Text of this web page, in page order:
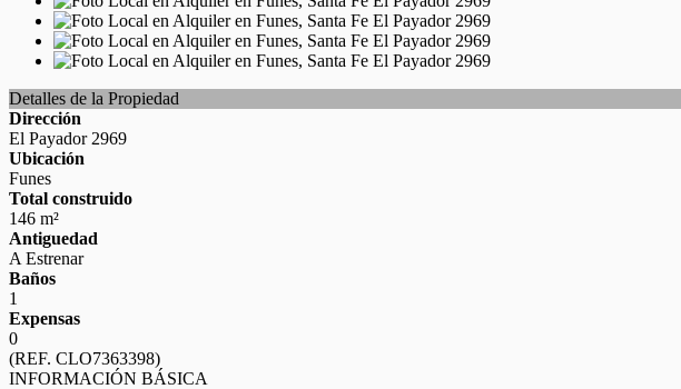
Detalles de la Propiedad
Dirección
El Payador 2969
Ubicación
Funes
Total construido
146 m²
Antiguedad
A Estrenar
Baños
1
Expensas
0
(REF. CLO7363398)
INFORMACIÓN BÁSICA